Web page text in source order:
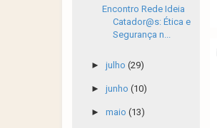
Encontro Rede Ideia
Catador@s: Ética e
Segurança n...
► julho (29)
► junho (10)
► maio (13)